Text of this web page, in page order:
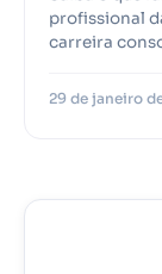
profissional
carreira
29 de janeiro